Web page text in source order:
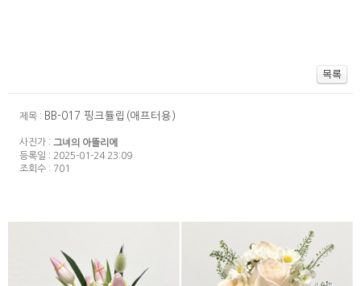
제목 : BB-017 핑크튤립(애프터용)
사진가 : 그녀의 아뜰리에
등록일 : 2025-01-24 23:09
조회수 : 701